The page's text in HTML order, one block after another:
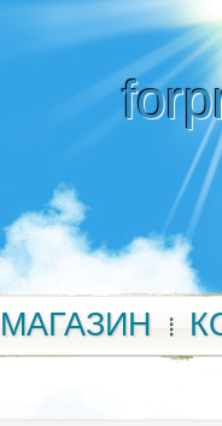
МАГАЗИН